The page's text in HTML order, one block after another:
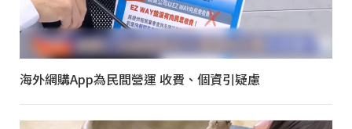
海外網購App為民間營運 收費、個資引疑慮